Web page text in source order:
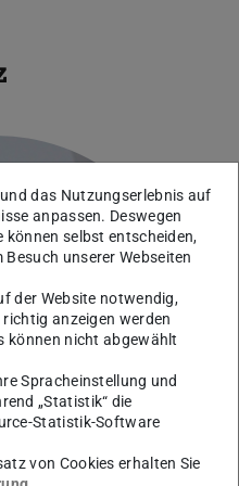
das Nutzungserlebnis auf
anpassen. Deswegen
können selbst entscheiden,
unserer Webseiten
der Website notwendig,
anzeigen werden
können nicht abgewählt
Spracheinstellung und
„Statistik“ die
Statistik-Software
von Cookies erhalten Sie